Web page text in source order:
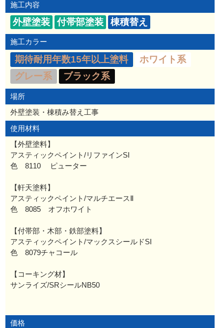
施工内容
外壁塗装 付帯部塗装 棟積替え
施工カラー
期待耐用年数15年以上塗料
ホワイト系
グレー系
ブラック系
場所
外壁塗装・棟積み替え工事
使用材料
【外壁塗料】
アスティックペイント/リファインSI
色 8110 ピューター
【軒天塗料】
アスティックペイント/マルチエースⅡ
色 8085 オフホワイト
【付帯部・木部・鉄部塗料】
アスティックペイント/マックスシールドSI
色 8079チャコール
【コーキング材】
サンライズ/SRシールNB50
価格